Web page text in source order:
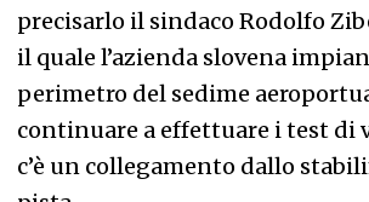
precisarlo il sindaco Rodolfo
il quale l’azienda slovena
perimetro del sedime
continuare a effettuare i test di
c’è un collegamento dallo